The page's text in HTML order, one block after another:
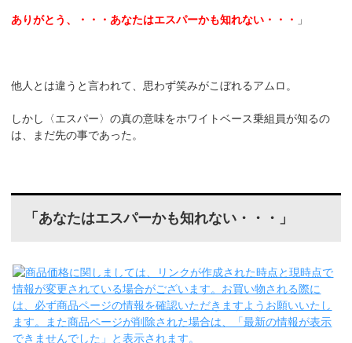
ありがとう、・・・あなたはエスパーかも知れない・・・ 」
他人とは違うと言われて、思わず笑みがこぼれるアムロ。
しかし〈エスパー〉の真の意味をホワイトベース乗組員が知るの
は、まだ先の事であった。
「あなたはエスパーかも知れない・・・」